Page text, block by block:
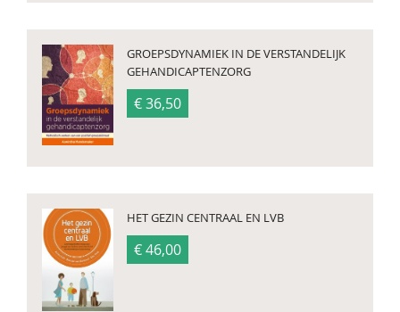
GROEPSDYNAMIEK IN DE VERSTANDELIJK
GEHANDICAPTENZORG
€ 36,50
HET GEZIN CENTRAAL EN LVB
€ 46,00